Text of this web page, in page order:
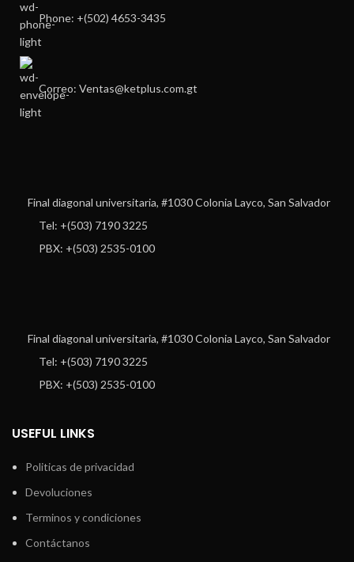
Phone: +(502) 4653-3435
Correo: Ventas@ketplus.com.gt
Final diagonal universitaria, #1030 Colonia Layco, San Salvador
Tel: +(503) 7190 3225
PBX: +(503) 2535-0100
Final diagonal universitaria, #1030 Colonia Layco, San Salvador
Tel: +(503) 7190 3225
PBX: +(503) 2535-0100
USEFUL LINKS
Politicas de privacidad
Devoluciones
Terminos y condiciones
Contáctanos